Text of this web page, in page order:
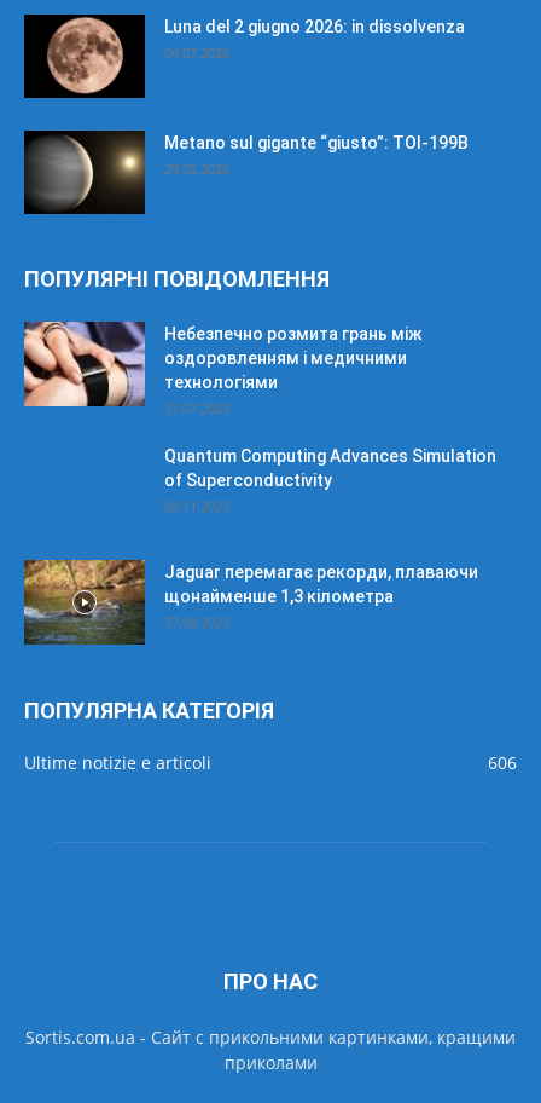
Luna del 2 giugno 2026: in dissolvenza
04.07.2026
Metano sul gigante “giusto”: TOI-199B
29.05.2026
ПОПУЛЯРНІ ПОВІДОМЛЕННЯ
Небезпечно розмита грань між
оздоровленням і медичними
технологіями
31.07.2025
Quantum Computing Advances Simulation
of Superconductivity
08.11.2025
Jaguar перемагає рекорди, плаваючи
щонайменше 1,3 кілометра
27.09.2025
ПОПУЛЯРНА КАТЕГОРІЯ
Ultime notizie e articoli 606
ПРО НАС
Sortis.com.ua - Cайт с прикольними картинками, кращими
приколами